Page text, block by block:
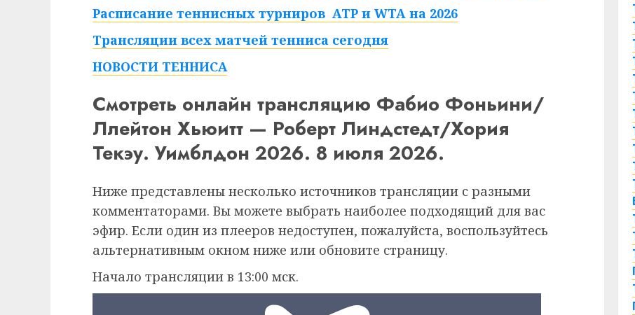
Расписание теннисных турниров ATP и WTA на 2026
Трансляции всех матчей тенниса сегодня
НОВОСТИ ТЕННИСА
Смотреть онлайн трансляцию Фабио Фоньини/
Ллейтон Хьюитт — Роберт Линдстедт/Хория
Текэу. Уимблдон 2026. 8 июля 2026.
Ниже представлены несколько источников трансляции с разными
комментаторами. Вы можете выбрать наиболее подходящий для вас
эфир. Если один из плееров недоступен, пожалуйста, воспользуйтесь
альтернативным окном ниже или обновите страницу.
Начало трансляции в 13:00 мск.